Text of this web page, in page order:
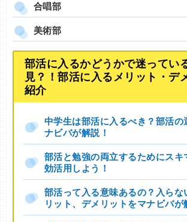
合唱部
美術部
部活に入るかどうかで迷ってい
見？！部活に入るメリット・デ
紹介
中学生は部活に入るべき？部活の
ナビバが解説！
部活と勉強の両立するためにスキ
効活用しよう！
部活って入る意味あるの？入らな
リット、デメリットをマナビバが